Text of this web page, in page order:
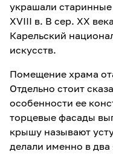
украшали
XVIII в. В сер. XX
Карельский
искусств.
Помещение храма
Отдельно стоит
особенности ее
торцевые фасады
крышу называют
делали именно в